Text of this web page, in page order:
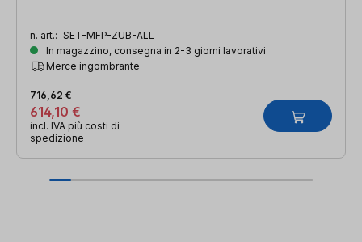
n. art.: SET-MFP-ZUB-ALL
In magazzino, consegna in 2-3 giorni lavorativi
Merce ingombrante
614,10 €
716,62 €
incl. IVA più costi di
spedizione